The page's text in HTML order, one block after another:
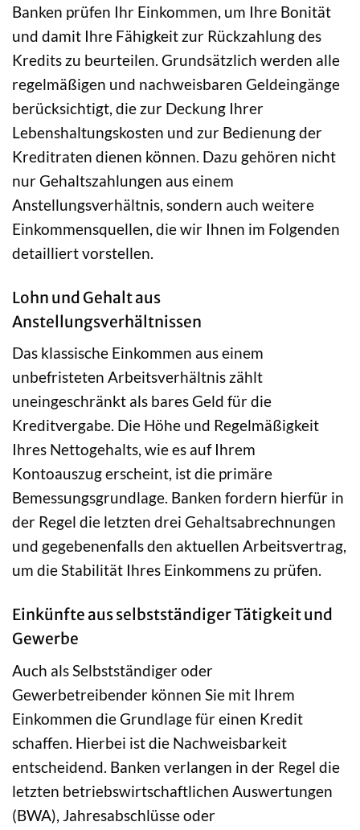
Banken prüfen Ihr Einkommen, um Ihre Bonität
und damit Ihre Fähigkeit zur Rückzahlung des
Kredits zu beurteilen. Grundsätzlich werden alle
regelmäßigen und nachweisbaren Geldeingänge
berücksichtigt, die zur Deckung Ihrer
Lebenshaltungskosten und zur Bedienung der
Kreditraten dienen können. Dazu gehören nicht
nur Gehaltszahlungen aus einem
Anstellungsverhältnis, sondern auch weitere
Einkommensquellen, die wir Ihnen im Folgenden
detailliert vorstellen.
Lohn und Gehalt aus
Anstellungsverhältnissen
Das klassische Einkommen aus einem
unbefristeten Arbeitsverhältnis zählt
uneingeschränkt als bares Geld für die
Kreditvergabe. Die Höhe und Regelmäßigkeit
Ihres Nettogehalts, wie es auf Ihrem
Kontoauszug erscheint, ist die primäre
Bemessungsgrundlage. Banken fordern hierfür in
der Regel die letzten drei Gehaltsabrechnungen
und gegebenenfalls den aktuellen Arbeitsvertrag,
um die Stabilität Ihres Einkommens zu prüfen.
Einkünfte aus selbstständiger Tätigkeit und
Gewerbe
Auch als Selbstständiger oder
Gewerbetreibender können Sie mit Ihrem
Einkommen die Grundlage für einen Kredit
schaffen. Hierbei ist die Nachweisbarkeit
entscheidend. Banken verlangen in der Regel die
letzten betriebswirtschaftlichen Auswertungen
(BWA), Jahresabschlüsse oder